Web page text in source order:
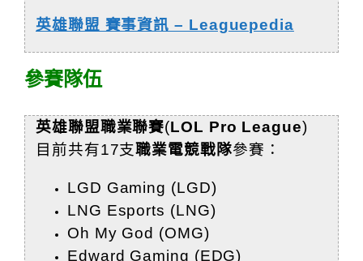
英雄聯盟 賽事資訊 – Leaguepedia
參賽隊伍
英雄聯盟職業聯賽(LOL Pro League)
目前共有17支職業電競戰隊參賽：
LGD Gaming (LGD)
LNG Esports (LNG)
Oh My God (OMG)
Edward Gaming (EDG)